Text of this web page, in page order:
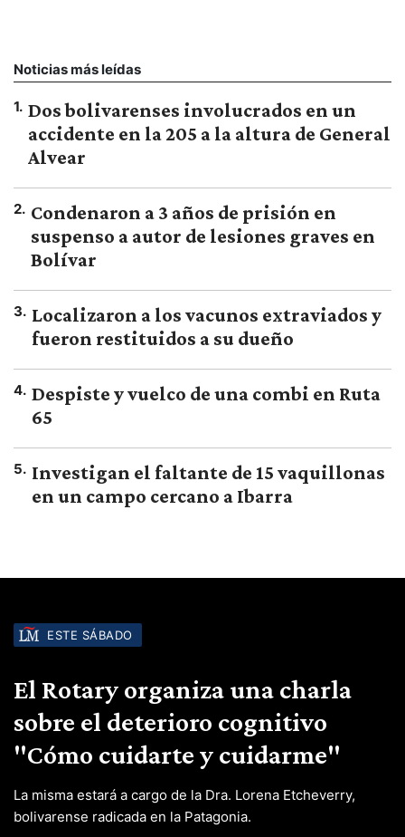
Noticias más leídas
1. Dos bolivarenses involucrados en un
accidente en la 205 a la altura de General
Alvear
2. Condenaron a 3 años de prisión en
suspenso a autor de lesiones graves en
Bolívar
3. Localizaron a los vacunos extraviados y
fueron restituidos a su dueño
4. Despiste y vuelco de una combi en Ruta
65
5. Investigan el faltante de 15 vaquillonas
en un campo cercano a Ibarra
ESTE SÁBADO
El Rotary organiza una charla
sobre el deterioro cognitivo
"Cómo cuidarte y cuidarme"
La misma estará a cargo de la Dra. Lorena Etcheverry,
bolivarense radicada en la Patagonia.